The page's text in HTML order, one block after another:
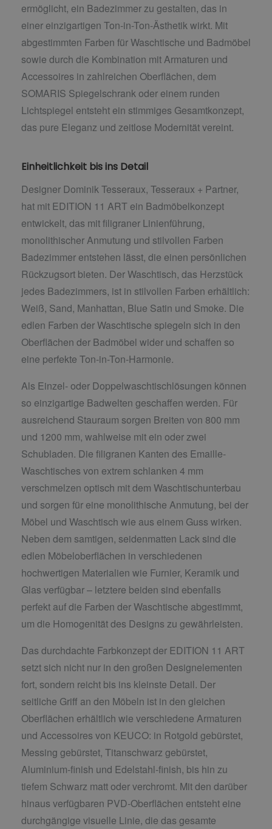
ermöglicht, ein Badezimmer zu gestalten, das in
einer einzigartigen Ton-in-Ton-Ästhetik wirkt. Mit
abgestimmten Farben für Waschtische und Badmöbel
sowie durch die Kombination mit Armaturen und
Accessoires in zahlreichen Oberflächen, dem
SOMARIS Spiegelschrank oder einem runden
Lichtspiegel entsteht ein stimmiges Gesamtkonzept,
das pure Eleganz und zeitlose Modernität vereint.
Einheitlichkeit bis ins Detail
Designer Dominik Tesseraux, Tesseraux + Partner,
hat mit EDITION 11 ART ein Badmöbelkonzept
entwickelt, das mit filigraner Linienführung,
monolithischer Anmutung und stilvollen Farben
Badezimmer entstehen lässt, die einen persönlichen
Rückzugsort bieten. Der Waschtisch, das Herzstück
jedes Badezimmers, ist in stilvollen Farben erhältlich:
Weiß, Sand, Manhattan, Blue Satin und Smoke. Die
edlen Farben der Waschtische spiegeln sich in den
Oberflächen der Badmöbel wider und schaffen so
eine perfekte Ton-in-Ton-Harmonie.
Als Einzel- oder Doppelwaschtischlösungen können
so einzigartige Badwelten geschaffen werden. Für
ausreichend Stauraum sorgen Breiten von 800 mm
und 1200 mm, wahlweise mit ein oder zwei
Schubladen. Die filigranen Kanten des Emaille-
Waschtisches von extrem schlanken 4 mm
verschmelzen optisch mit dem Waschtischunterbau
und sorgen für eine monolithische Anmutung, bei der
Möbel und Waschtisch wie aus einem Guss wirken.
Neben dem samtigen, seidenmatten Lack sind die
edlen Möbeloberflächen in verschiedenen
hochwertigen Materialien wie Furnier, Keramik und
Glas verfügbar – letztere beiden sind ebenfalls
perfekt auf die Farben der Waschtische abgestimmt,
um die Homogenität des Designs zu gewährleisten.
Das durchdachte Farbkonzept der EDITION 11 ART
setzt sich nicht nur in den großen Designelementen
fort, sondern reicht bis ins kleinste Detail. Der
seitliche Griff an den Möbeln ist in den gleichen
Oberflächen erhältlich wie verschiedene Armaturen
und Accessoires von KEUCO: in Rotgold gebürstet,
Messing gebürstet, Titanschwarz gebürstet,
Aluminium-finish und Edelstahl-finish, bis hin zu
tiefem Schwarz matt oder verchromt. Mit den darüber
hinaus verfügbaren PVD-Oberflächen entsteht eine
durchgängige visuelle Linie, die das gesamte